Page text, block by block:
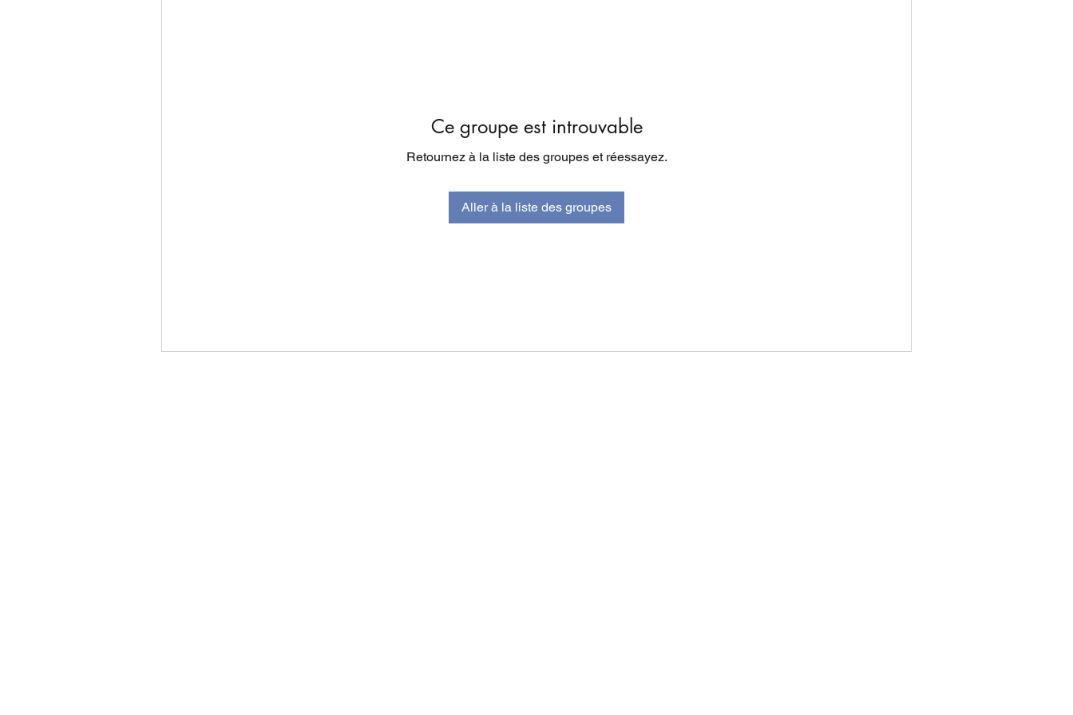
Ce groupe est introuvable
Retournez à la liste des groupes et réessayez.
Aller à la liste des groupes